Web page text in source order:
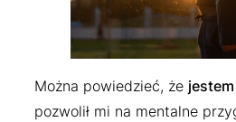
Można powiedzieć, że
pozwolił mi na mentalne